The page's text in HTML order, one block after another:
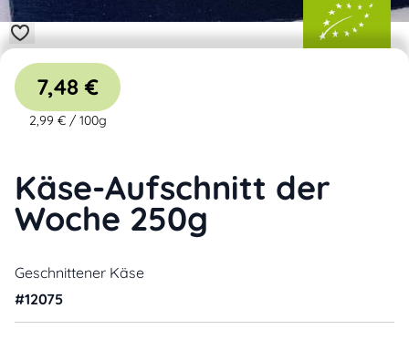
Käse-Aufschnitt der
Woche 250g
Geschnittener Käse
#12075
7,48 €
2,99 €/ 100g